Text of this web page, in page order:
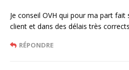
Je conseil OVH qui pour ma part
client et dans des délais très
RÉPONDRE